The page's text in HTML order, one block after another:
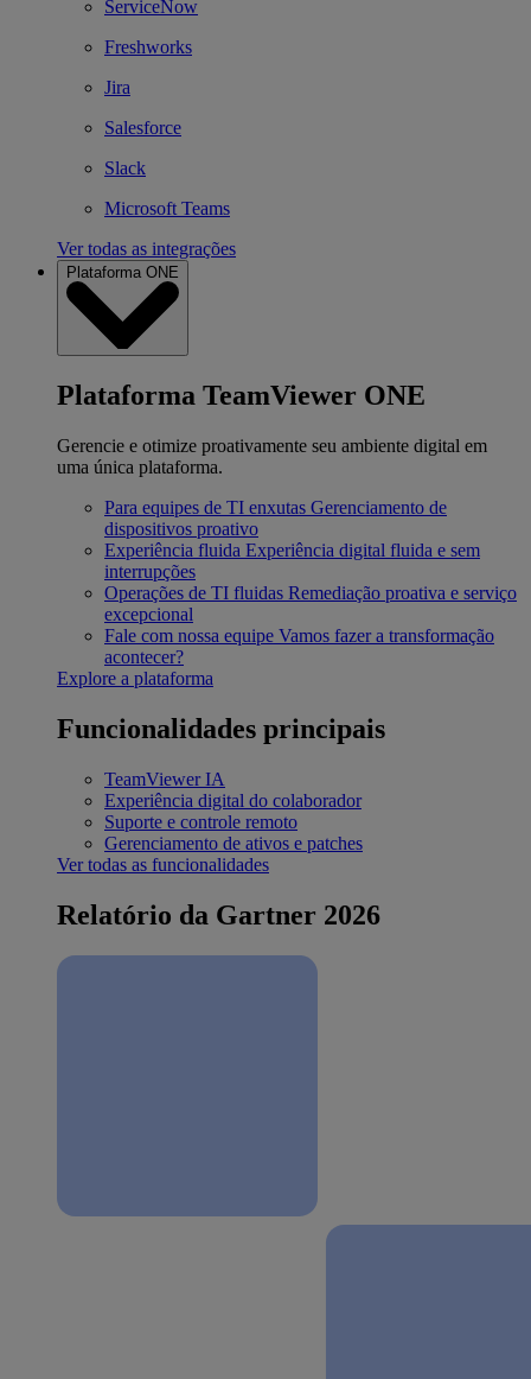
ServiceNow
Freshworks
Jira
Salesforce
Slack
Microsoft Teams
Ver todas as integrações
Plataforma ONE
Plataforma TeamViewer ONE
Gerencie e otimize proativamente seu ambiente digital em
uma única plataforma.
Para equipes de TI enxutas Gerenciamento de
dispositivos proativo
Experiência fluida Experiência digital fluida e sem
interrupções
Operações de TI fluidas Remediação proativa e serviço
excepcional
Fale com nossa equipe Vamos fazer a transformação
acontecer?
Explore a plataforma
Funcionalidades principais
TeamViewer IA
Experiência digital do colaborador
Suporte e controle remoto
Gerenciamento de ativos e patches
Ver todas as funcionalidades
Relatório da Gartner 2026